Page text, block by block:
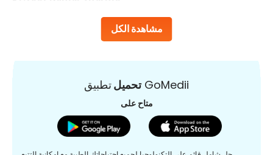
مشاهدة الكل
تحميلتطبيق GoMedii
متاح على